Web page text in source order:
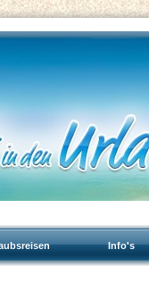
Info's